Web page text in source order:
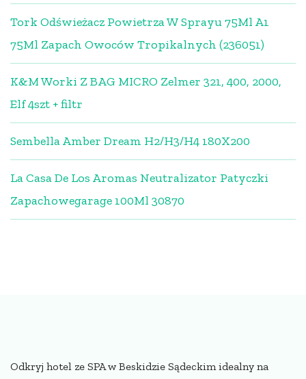
Tork Odświeżacz Powietrza W Sprayu 75Ml A1
75Ml Zapach Owoców Tropikalnych (236051)
K&M Worki Z BAG MICRO Zelmer 321, 400, 2000,
Elf 4szt + filtr
Sembella Amber Dream H2/H3/H4 180X200
La Casa De Los Aromas Neutralizator Patyczki
Zapachowegarage 100Ml 30870
Odkryj hotel ze SPA w Beskidzie Sądeckim idealny na